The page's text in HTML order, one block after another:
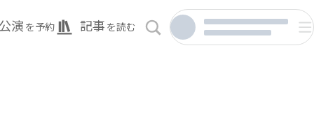
公演 を予約 記事 を読む